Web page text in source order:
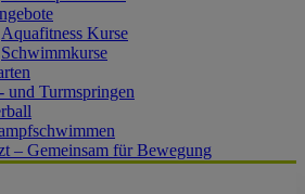
Aquafitness Kurse
Schwimmkurse
und Turmspringen
– Gemeinsam für Bewegung